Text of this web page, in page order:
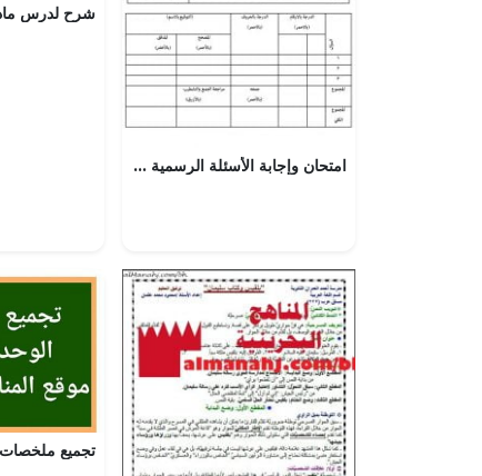
امتحان وإجابة الأسئلة الرسمية للفصل الدراسي الثاني الدور الأول (علوم) السادس